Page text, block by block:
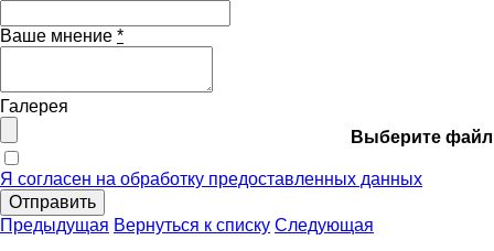
Ваше мнение *
Галерея
Выберите файл
Я согласен на обработку предоставленных данных
Отправить
Предыдущая Вернуться к списку Следующая